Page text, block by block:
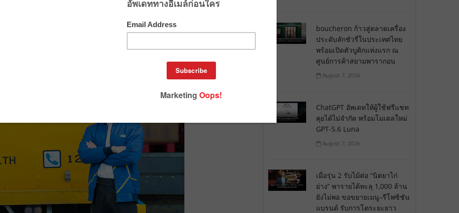
boucheron ก้าวสู่ตลาดเครื่อง
ประดับลักชัวรี่ในประเทศไทย
พร้อมเปิดตัวบูติกแห่งแรก ณ
ศูนย์การค้าสยามพารากอน
August 7, 2026
ChatGPT อัพเดทให้ผู้ใช้ฟรีแชท
คุยได้ไม่จำกัด พร้อมโมเดลใหม่
GPT-5.6 Luna
August 7, 2026
เมื่อรุ่น 2 รับไม้ต่อ “นิตยาไก่
ย่าง” พารายได้ทะลุ 1,000 ล้าน
ยังไม่พอ ขอขยายเมนู–รีโพซิชัน
แบรนด์ รับการโตระยะยาว